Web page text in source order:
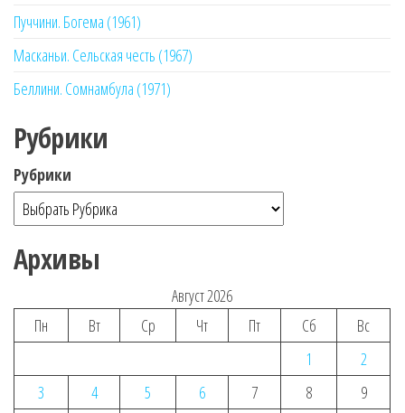
Пуччини. Богема (1961)
Масканьи. Сельская честь (1967)
Беллини. Сомнамбула (1971)
Рубрики
Рубрики
Архивы
Август 2026
Пн
Вт Ср Чт Пт Сб
Вс
1
2
3
4 5 6 7 8
9